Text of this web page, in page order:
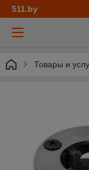
511.by
Товары и